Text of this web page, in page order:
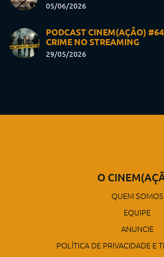
05/06/2026
PODCAST CINEM(AÇÃO)
CRIME NO STREAMING
29/05/2026
O
QUEM SOMOS
EQUIPE
ANUNCIE
POLÍTICA DE PRIVACIDADE E